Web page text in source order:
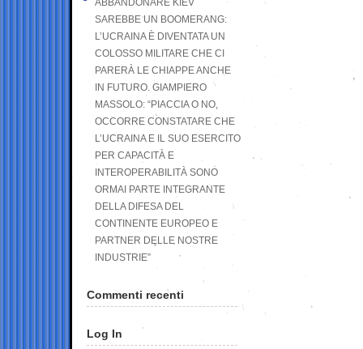
ABBANDONARE KIEV
SAREBBE UN BOOMERANG:
L’UCRAINA È DIVENTATA UN
COLOSSO MILITARE CHE CI
PARERÀ LE CHIAPPE ANCHE
IN FUTURO. GIAMPIERO
MASSOLO: “PIACCIA O NO,
OCCORRE CONSTATARE CHE
L’UCRAINA E IL SUO ESERCITO
PER CAPACITÀ E
INTEROPERABILITÀ SONO
ORMAI PARTE INTEGRANTE
DELLA DIFESA DEL
CONTINENTE EUROPEO E
PARTNER DELLE NOSTRE
INDUSTRIE”
Commenti recenti
Log In